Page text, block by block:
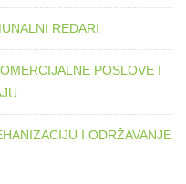
REDARI
POSLOVE I
I ODRŽAVANJE